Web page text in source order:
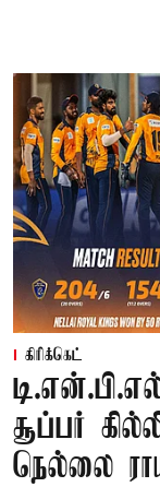
கிரிக்கெட்
சூப்பர்
நெல்லை